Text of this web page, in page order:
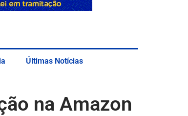
Últimas Notícias
na Amazon